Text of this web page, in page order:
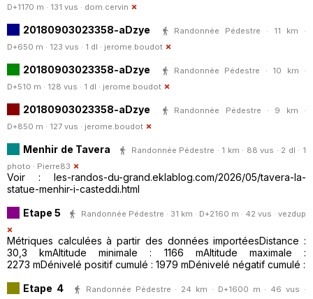
D+1170 m · 131 vus · dom.cervin
20180903023358-aDzye
Randonnée Pédestre · 11 km ·
D+650 m · 123 vus · 1 dl · jerome.boudot
20180903023358-aDzye
Randonnée Pédestre · 10 km ·
D+510 m · 128 vus · 1 dl · jerome.boudot
20180903023358-aDzye
Randonnée Pédestre · 9 km ·
D+850 m · 127 vus · jerome.boudot
Menhir de Tavera
Randonnée Pédestre · 1 km · 88 vus · 2 dl · 1
photo · Pierre83
Voir : les-randos-du-grand.eklablog.com/2026/05/tavera-la-
statue-menhir-i-casteddi.html
Etape 5
Randonnée Pédestre · 31 km · D+2160 m · 42 vus · vezdup
Métriques calculées à partir des données importéesDistance :
30,3 kmAltitude minimale : 1166 mAltitude maximale :
2273 mDénivelé positif cumulé : 1979 mDénivelé négatif cumulé :
Etape 4
Randonnée Pédestre · 24 km · D+1600 m · 46 vus ·